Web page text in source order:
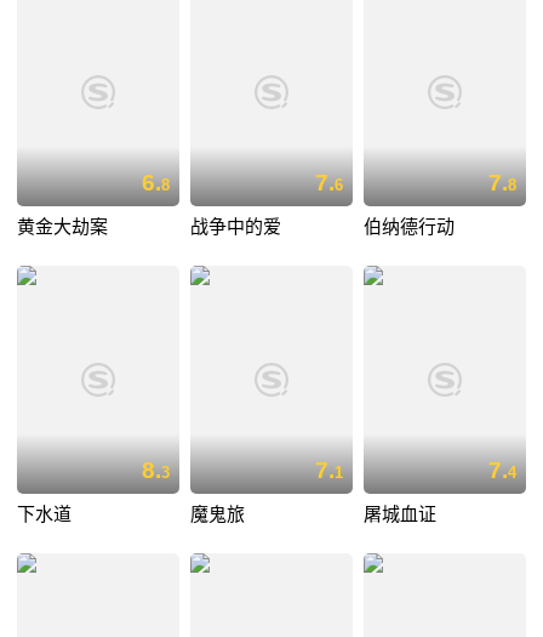
6.8
黄金大劫案
7.6
战争中的爱
7.8
伯纳德行动
8.3
下水道
7.1
魔鬼旅
7.4
屠城血证